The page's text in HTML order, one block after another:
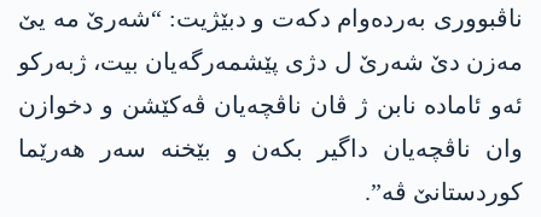
ناڤبووری بەردەوام دکەت و دبێژیت: “شەرێ مە یێ
مەزن دێ شەرێ ل دژی پێشمەرگەیان بیت، ژبەرکو
ئەو ئامادە نابن ژ ڤان ناڤچەیان ڤەکێشن و دخوازن
وان ناڤچەیان داگیر بکەن و بێخنە سەر هەرێما
کوردستانێ ڤە”.